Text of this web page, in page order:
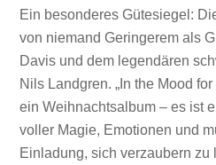
Ein besonderes Gütesiegel:
von niemand Geringerem als
Davis und dem legendären
Nils Landgren. „In the Mood
ein Weihnachtsalbum – es ist
voller Magie, Emotionen und
Einladung, sich verzaubern zu